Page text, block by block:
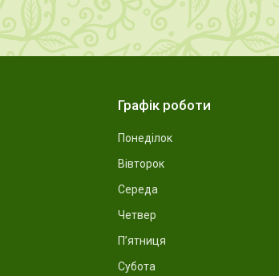
Графік роботи
Понеділок
Вівторок
Середа
Четвер
Пʼятниця
Субота